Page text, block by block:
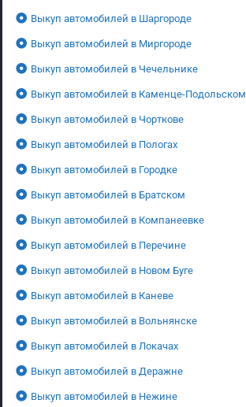
Выкуп автомобилей в Шаргороде
Выкуп автомобилей в Миргороде
Выкуп автомобилей в Чечельнике
Выкуп автомобилей в Каменце-Подольском
Выкуп автомобилей в Чорткове
Выкуп автомобилей в Пологах
Выкуп автомобилей в Городке
Выкуп автомобилей в Братском
Выкуп автомобилей в Компанеевке
Выкуп автомобилей в Перечине
Выкуп автомобилей в Новом Буге
Выкуп автомобилей в Каневе
Выкуп автомобилей в Вольнянске
Выкуп автомобилей в Локачах
Выкуп автомобилей в Деражне
Выкуп автомобилей в Нежине